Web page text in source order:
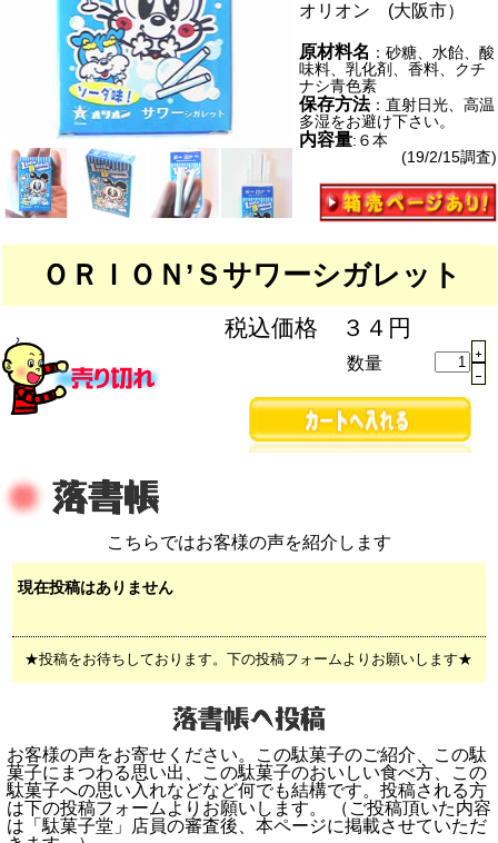
オリオン (大阪市）
原材料名 ：砂糖、水飴、酸
味料、乳化剤、香料、クチ
ナシ青色素
保存方法：直射日光、高温
多湿をお避け下さい。
内容量:６本
(19/2/15調査)
ＯＲＩＯＮ’Ｓサワーシガレット
税込価格 ３４円
数量
こちらではお客様の声を紹介します
現在投稿はありません
★投稿をお待ちしております。下の投稿フォームよりお願いします★
お客様の声をお寄せください。この駄菓子のご紹介、この駄
菓子にまつわる思い出、この駄菓子のおいしい食べ方、この
駄菓子への思い入れなどなど何でも結構です。投稿される方
は下の投稿フォームよりお願いします。 （ご投稿頂いた内容
は「駄菓子堂」店員の審査後、本ページに掲載させていただ